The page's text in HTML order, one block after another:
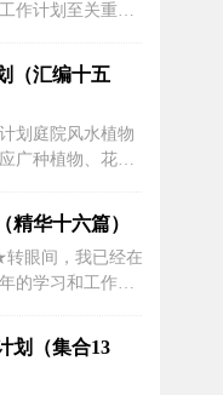
于...
作计划至关重
工作的高效完成
安装技术员工作
技术员需要在项
项目的需...
（汇编十五
划庭院风水植物
广种植物、花
院内种植物，可
一个清新、充满
、棕榈：又名棕
精华十六篇）
眼间，我已经在
的学习和工作，
如下：一，加强
很多岗位，我总
尽职、扎实地完
划（集合13